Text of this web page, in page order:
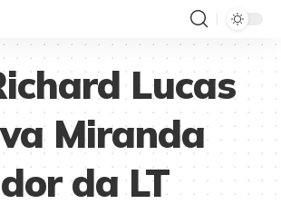
Lucas
Miranda
da LT